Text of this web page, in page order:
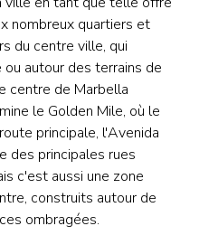
nombreux quartiers et
du centre ville, qui
autour des terrains de
centre de Marbella
le Golden Mile, où le
principale, l'Avenida
des principales rues
c'est aussi une zone
construits autour de
ombragées.